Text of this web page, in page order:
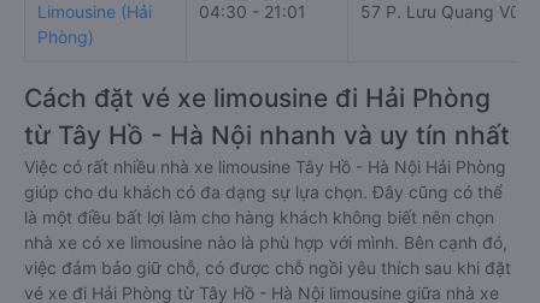
Limousine (Hải
Phòng)
04:30 - 21:01 57 P. Lưu Quang Vũ
Cách đặt vé xe limousine đi Hải Phòng
từ Tây Hồ - Hà Nội nhanh và uy tín nhất
Việc có rất nhiều nhà xe limousine Tây Hồ - Hà Nội Hải Phòng
giúp cho du khách có đa dạng sự lựa chọn. Đây cũng có thể
là một điều bất lợi làm cho hàng khách không biết nên chọn
nhà xe có xe limousine nào là phù hợp với mình. Bên cạnh đó,
việc đảm bảo giữ chỗ, có được chỗ ngồi yêu thích sau khi đặt
vé xe đi Hải Phòng từ Tây Hồ - Hà Nội limousine giữa nhà xe